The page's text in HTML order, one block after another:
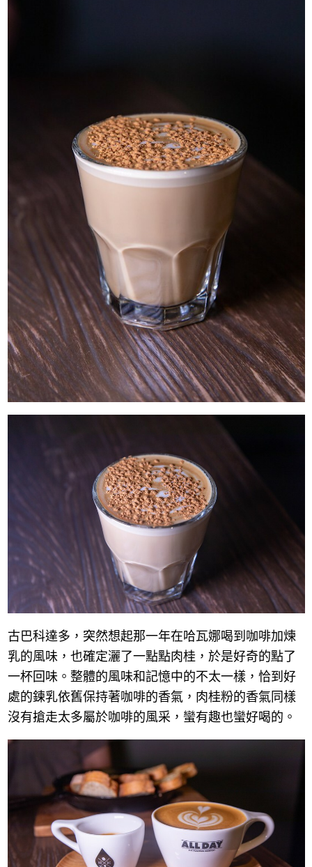
古巴科達多，突然想起那一年在哈瓦娜喝到咖啡加煉
乳的風味，也確定灑了一點點肉桂，於是好奇的點了
一杯回味。整體的風味和記憶中的不太一樣，恰到好
處的鍊乳依舊保持著咖啡的香氣，肉桂粉的香氣同樣
沒有搶走太多屬於咖啡的風采，蠻有趣也蠻好喝的。